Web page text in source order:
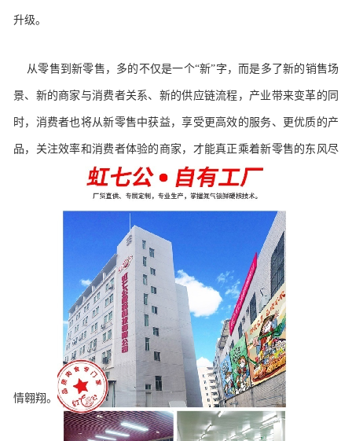
升级。
从零售到新零售，多的不仅是一个“新”字，而是多了新的销售场
景、新的商家与消费者关系、新的供应链流程，产业带来变革的同
时，消费者也将从新零售中获益，享受更高效的服务、更优质的产
品，关注效率和消费者体验的商家，才能真正乘着新零售的东风尽
情翱翔。